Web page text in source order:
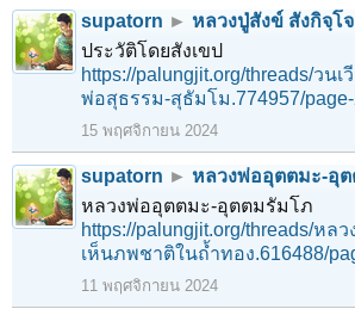
supatorn ► หลวงปู่สังข์ สังกิจฺโจ
ประวัติโดยสังเขป
https://palungjit.org/threads/วน
พ่อสุธรรม-สุธัมโม.774957/
15 พฤศจิกายน 2024
supatorn ► หลวงพ่ออุตตมะ-อุ
หลวงพ่ออุตตมะ-อุตตมรัมโภ
https://palungjit.org/threads/หล
เห็นภพชาติในถ้ำทอง.616488/
11 พฤศจิกายน 2024